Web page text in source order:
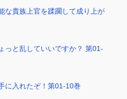
な貴族上官を蹂躙して成り上が
っと乱していいですか？ 第01-
に入れたぞ！第01-10巻